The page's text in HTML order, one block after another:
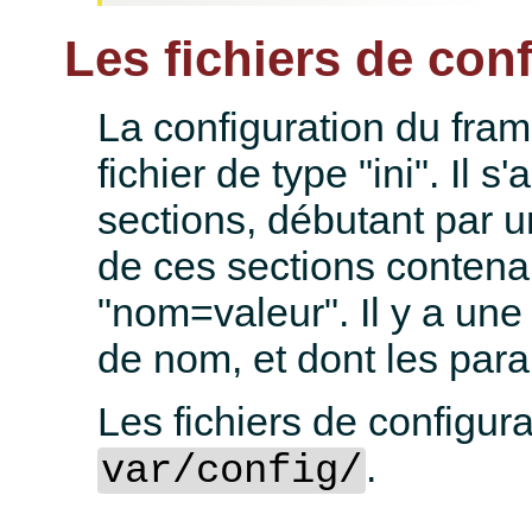
Les fichiers de
La configuration du
fichier de type "ini". Il
sections, débutant par
de ces sections
"nom=valeur". Il y a
de nom, et dont les
Les fichiers de
var/config/ .